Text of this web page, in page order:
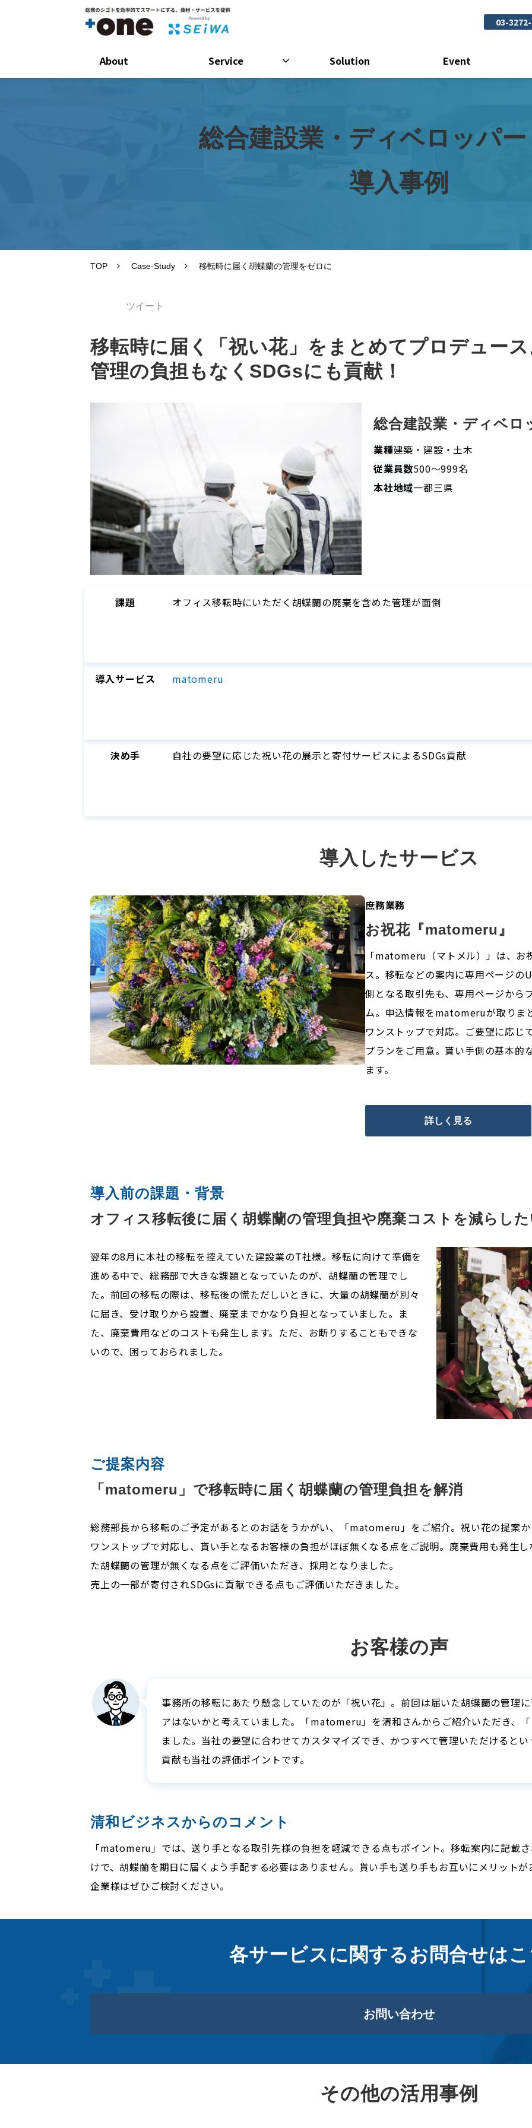
03-
About Service Solution Event
総合建設業・ディベロッパ
導入事例
TOP Case-Study 移転時に届く胡蝶蘭の管理をゼロに
ツイート
移転時に届く「祝い花」をまとめてプロデュー
管理の負担もなくSDGsにも貢献！
総合建設業・ディベロ
業種建築・建設・土木
従業員数500～999名
本社地域一都三県
課題 オフィス移転時にいただく胡蝶蘭の廃棄を含めた管理が面倒
導入サービス matomeru
決め手 自社の要望に応じた祝い花の展示と寄付サービスによるSDGs貢献
導入したサービス
庶務業務
お祝花『matomeru』
「matomeru（マトメル）」は、
ス。移転などの案内に専用ページの
側となる取引先も、専用ページから
ム。申込情報をmatomeruが取りま
ワンストップで対応。ご要望に応じ
プランをご用意。貰い手側の基本的
ます。
詳しく見る
導入前の課題・背景
オフィス移転後に届く胡蝶蘭の管理負担や廃棄コストを減らし
翌年の8月に本社の移転を控えていた建設業のT社様。移転に向けて準備を
進める中で、総務部で大きな課題となっていたのが、胡蝶蘭の管理でし
た。前回の移転の際は、移転後の慌ただしいときに、大量の胡蝶蘭が別々
に届き、受け取りから設置、廃棄までかなり負担となっていました。ま
た、廃棄費用などのコストも発生します。ただ、お断りすることもできな
いので、困っておられました。
ご提案内容
「matomeru」で移転時に届く胡蝶蘭の管理負担を解消
総務部長から移転のご予定があるとのお話をうかがい、「matomeru」をご紹介。祝い花の提案
ワンストップで対応し、貰い手となるお客様の負担がほぼ無くなる点をご説明。廃棄費用も発生
た胡蝶蘭の管理が無くなる点をご評価いただき、採用となりました。
売上の一部が寄付されSDGsに貢献できる点もご評価いただきました。
お客様の声
事務所の移転にあたり懸念していたのが「祝い花」。前回は届いた胡蝶蘭の管理
アはないかと考えていました。「matomeru」を清和さんからご紹介いただき、
ました。当社の要望に合わせてカスタマイズでき、かつすべて管理いただけると
貢献も当社の評価ポイントです。
清和ビジネスからのコメント
「matomeru」では、送り手となる取引先様の負担を軽減できる点もポイント。移転案内に記載
けで、胡蝶蘭を期日に届くよう手配する必要はありません。貰い手も送り手もお互いにメリット
企業様はぜひご検討ください。
各サービスに関するお問合せは
お問い合わせ
その他の活用事例